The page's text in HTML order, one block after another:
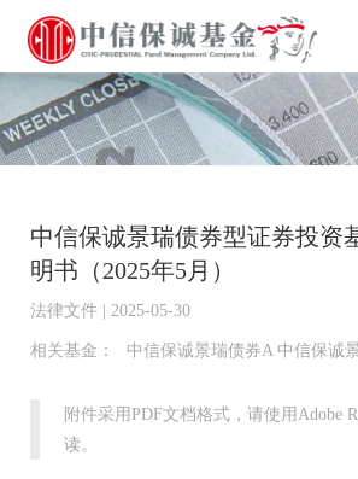
中信保诚景瑞债券型证券投资
明书（2025年5月）
法律文件 | 2025-05-30
相关基金：
附件采用PDF文档格式，请使用Adobe
读。